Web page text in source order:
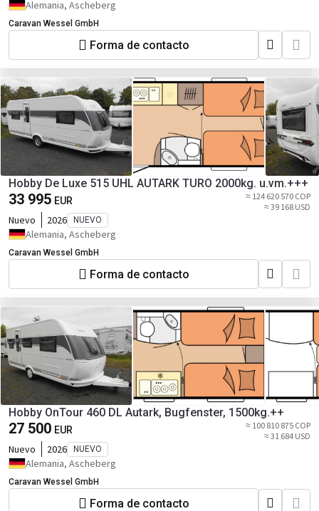
Alemania, Ascheberg
Caravan Wessel GmbH
Forma de contacto
Hobby De Luxe 515 UHL AUTARK TURO 2000kg. u.vm.+++
33 995 EUR
≈ 124 620 570 COP
≈ 39 168 USD
Nuevo 2026 NUEVO
Alemania, Ascheberg
Caravan Wessel GmbH
Forma de contacto
Hobby OnTour 460 DL Autark, Bugfenster, 1500kg.++
27 500 EUR
≈ 100 810 875 COP
≈ 31 684 USD
Nuevo 2026 NUEVO
Alemania, Ascheberg
Caravan Wessel GmbH
Forma de contacto